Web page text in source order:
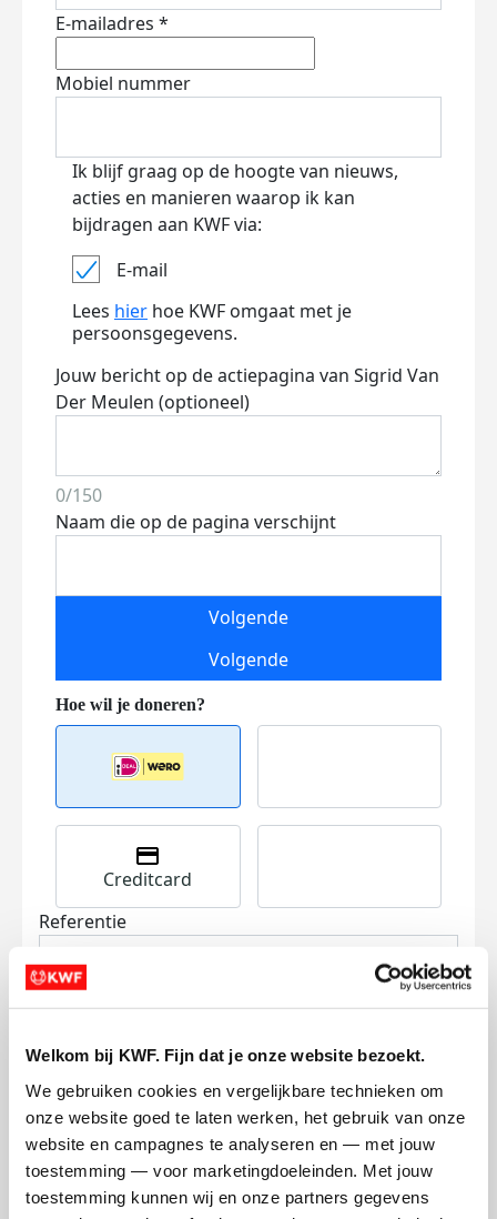
Welkom bij KWF. Fijn dat je onze website bezoekt.
We gebruiken cookies en vergelijkbare technieken om
onze website goed te laten werken, het gebruik van onze
website en campagnes te analyseren en — met jouw
toestemming — voor marketingdoeleinden. Met jouw
toestemming kunnen wij en onze partners gegevens
E-mailadres *
Mobiel nummer
Ik blijf graag op de hoogte van nieuws,
acties en manieren waarop ik kan
bijdragen aan KWF via:
E-mail
Lees hier hoe KWF omgaat met je
persoonsgegevens.
Jouw bericht op de actiepagina van Sigrid Van
Der Meulen (optioneel)
0/150
Naam die op de pagina verschijnt
Volgende
Volgende
Creditcard
Referentie
Ik wil bijdragen aan de transactiekosten
en betaal €0.75 extra.
Doneer nu